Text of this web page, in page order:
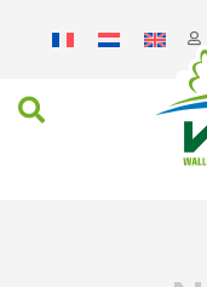
content